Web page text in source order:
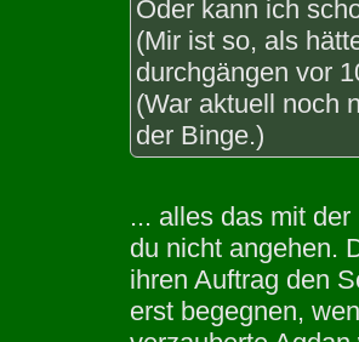
Oder kann ich
(Mir ist so, als
durchgängen vor
(War aktuell noch
der Binge.)
... alles das mit
du nicht angehen.
ihren Auftrag den
erst begegnen,